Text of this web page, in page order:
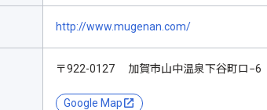
http://www.mugenan.com/
〒922-0127 加賀市山中温泉下谷町ロ−6
Google Map